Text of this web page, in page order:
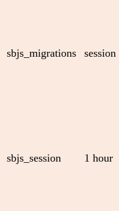
sbjs_migrations session
sbjs_session 1 hour